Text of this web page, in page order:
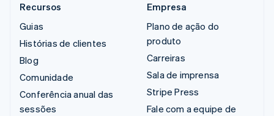
Recursos
Guias
Histórias de clientes
Blog
Comunidade
Conferência anual das
sessões
Empresa
Plano de ação do
produto
Carreiras
Sala de imprensa
Stripe Press
Fale com a equipe de